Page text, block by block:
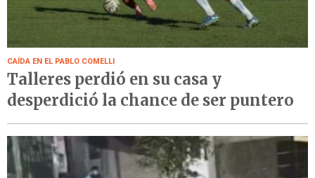
CAÍDA EN EL PABLO COMELLI
Talleres perdió en su casa y
desperdició la chance de ser puntero